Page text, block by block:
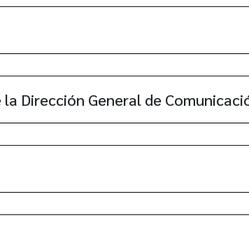
Dirección General de